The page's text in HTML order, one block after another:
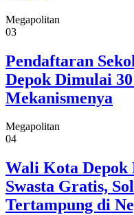
Megapolitan
03
Pendaftaran
Depok Dimulai
Mekanismenya
Megapolitan
04
Wali Kota Depok
Swasta Gratis,
Tertampung di